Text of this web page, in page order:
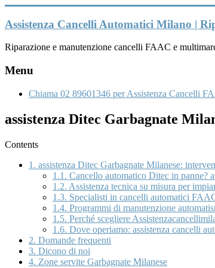
al
contenuto
Assistenza Cancelli Automatici Milano |
Riparazione e manutenzione cancelli FAAC e
Menu
Chiama 02 89601346 per Assistenza Cancelli
assistenza Ditec Garbagnate
Contents
1. assistenza Ditec Garbagnate Milanese:
1.1. Cancello automatico Ditec in panne?
1.2. Assistenza tecnica su misura per
1.3. Specialisti in cancelli automatici
1.4. Programmi di manutenzione
1.5. Perché scegliere
1.6. Dove operiamo: assistenza cancelli
2. Domande frequenti
3. Dicono di noi
4. Zone servite Garbagnate Milanese